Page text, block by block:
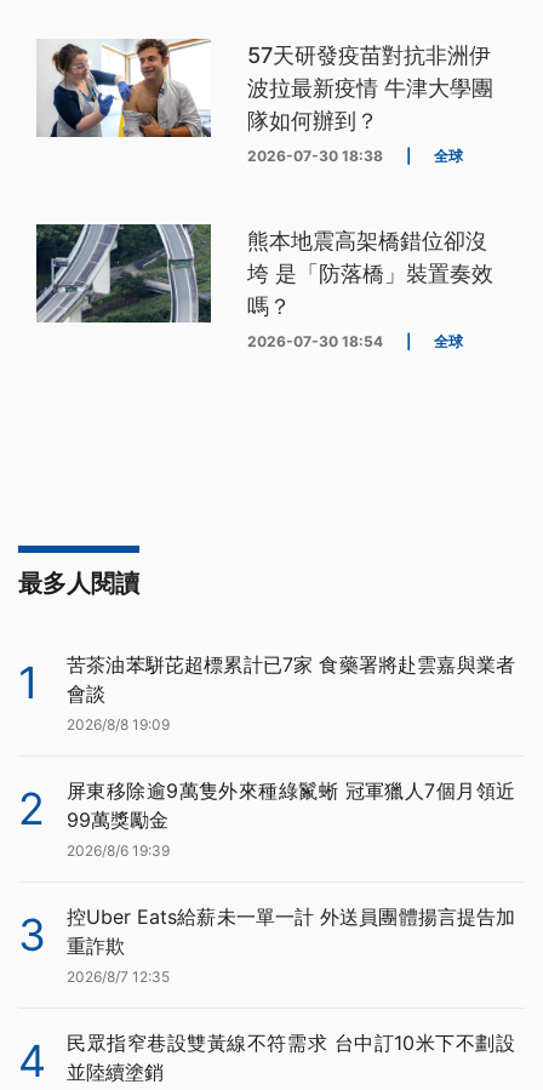
57天研發疫苗對抗非洲伊
波拉最新疫情 牛津大學團
隊如何辦到？
2026-07-30 18:38 全球
熊本地震高架橋錯位卻沒
垮 是「防落橋」裝置奏效
嗎？
2026-07-30 18:54 全球
最多人閱讀
1
苦茶油苯駢芘超標累計已7家 食藥署將赴雲嘉與業者
會談
2026/8/8 19:09
2
屏東移除逾9萬隻外來種綠鬣蜥 冠軍獵人7個月領近
99萬獎勵金
2026/8/6 19:39
3
控Uber Eats給薪未一單一計 外送員團體揚言提告加
重詐欺
2026/8/7 12:35
4
民眾指窄巷設雙黃線不符需求 台中訂10米下不劃設
並陸續塗銷